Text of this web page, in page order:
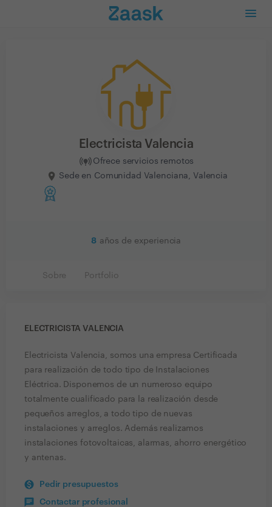
Electricista Valencia
Ofrece servicios remotos
Sede en Comunidad Valenciana, Valencia
8 años de experiencia
Sobre Portfolio
ELECTRICISTA VALENCIA
Electricista Valencia, somos una empresa Certificada
para realización de todo tipo de Instalaciones
Eléctrica. Disponemos de un numeroso equipo
totalmente cualificado para la realización desde
pequeños arreglos, a todo tipo de nuevas
instalaciones y arreglos. Además realizamos
instalaciones fotovoltaicas, alarmas, ahorro energético
y antenas.
Pedir presupuestos
Contactar profesional